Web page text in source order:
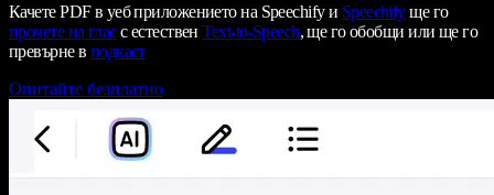
Качете PDF в уеб приложението на Speechify и Speechifyще го
прочете на гласс естественText-to-Speech, ще го обобщи или ще го
превърне в подкаст
Опитайте безплатно